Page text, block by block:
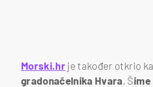
Morski.hr je također otkrio
gradonačelnika Hvara, Šime